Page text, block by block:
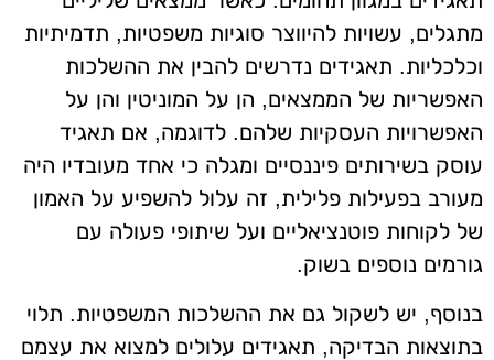
מתגלים, עשויות להיווצר סוגיות משפטיות, תדמיתיות
וכלכליות. תאגידים נדרשים להבין את ההשלכות
האפשריות של הממצאים, הן על המוניטין והן על
האפשרויות העסקיות שלהם. לדוגמה, אם תאגיד
עוסק בשירותים פיננסיים ומגלה כי אחד מעובדיו היה
מעורב בפעילות פלילית, זה עלול להשפיע על האמון
של לקוחות פוטנציאליים ועל שיתופי פעולה עם
גורמים נוספים בשוק.
בנוסף, יש לשקול גם את ההשלכות המשפטיות. תלוי
בתוצאות הבדיקה, תאגידים עלולים למצוא את עצמם